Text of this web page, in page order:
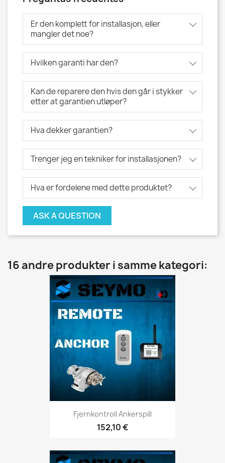
Er den komplett for installasjon, eller
mangler det noe?
Hvilken garanti har den?
Kan de reparere den hvis den går i stykker
etter at garantien utløper?
Hva dekker garantien?
Trenger jeg en tekniker for installasjonen?
Hva er fordelene med dette produktet?
ASK A QUESTION
16 andre produkter i samme kategori:
Fjernkontroll Ankerspill
152,10 €